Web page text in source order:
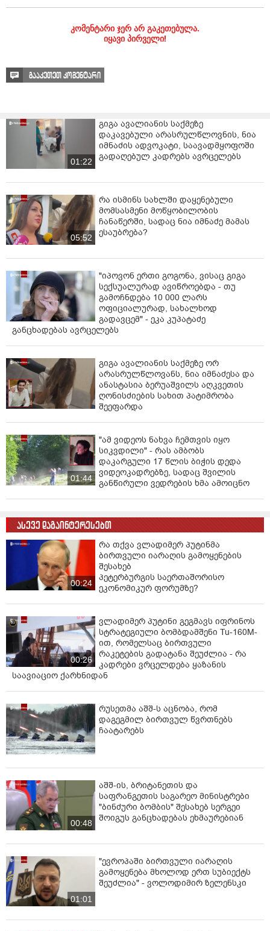
კომენტარი ჯერ არ გაკეთებულა.
იყავი პირველი!
გააკეთეთ კომენტარი
01:22
გიგა ავალიანის საქმეზე
დაკავებული არასრულწლოვნის, ნია
იმნაძის ადვოკატი, საავადმყოფოში
გადაღებულ კადრებს ავრცელებს
05:52
რა ისმინს სახლში დაყენებული
მომსასმენი მოწყობილობის
ჩანაწერში, სადაც ნია იმნაძე მამას
ესაუბრება?
"იპოვონ ერთი გოგონა, ვისაც გიგა
სექსუალურად ავიწროებდა - თუ
გამოჩნდება 10 000 ლარს
ოფიციალურად, სახალხოდ
გადავცემ" - ეკა კუპატაძე
განცხადებას ავრცელებს
გიგა ავალიანის საქმეზე ორ
არასრულწლოვანს, ნია იმნაძესა და
ანასტასია ბერუაშვილს აღკვეთის
ღონისძიების სახით პატიმრობა
შეეფარდა
01:44
"ამ ვიდეოს ნახვა ჩემთვის იყო
სიკვდილი" - რას ამბობს
დაკარგული 17 წლის ბიჭის დედა
ვიდეოკადრებზე, სადაც შვილის
განწირული ვედრების ხმა ამოიცნო
ასევე დაგაინტერესებთ
00:24
რა თქვა ვლადიმერ პუტინმა
ბირთვული იარაღის გამოყენების
შესახებ
პეტერბურგის საერთაშორისო
ეკონომიკურ ფორუმზე?
00:26
ვლადიმერ პუტინი გეგმავს ​​იფრინოს
სტრატეგიული ბომბდამშენი Tu-160M-
ით, რომელსაც ბირთვული
რაკეტების გადატანა შეუძლია - რა
კადრები ვრცელდება ყაზანის
საავიაციო ქარხნიდან
რუსეთმა აშშ-ს აცნობა, რომ
დაგეგმილ ბირთვულ წვრთნებს
ჩაატარებს
00:48
აშშ-ის, ბრიტანეთის და
საფრანგეთის საგარეო მინისტრები
"ბინძური ბომბის" შესახებ სერგეი
შოიგუს განცხადებას ეხმაურებიან
01:01
"ევროპაში ბირთვული იარაღის
გამოყენება მხოლოდ ერთ სუბიექტს
შეუძლია" - ვოლოდიმირ ზელენსკი